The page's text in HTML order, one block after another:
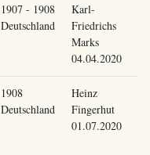
1907 - 1908
Deutschland
Karl-
Friedrichs
Marks
04.04.2020
1908
Deutschland
Heinz
Fingerhut
01.07.2020